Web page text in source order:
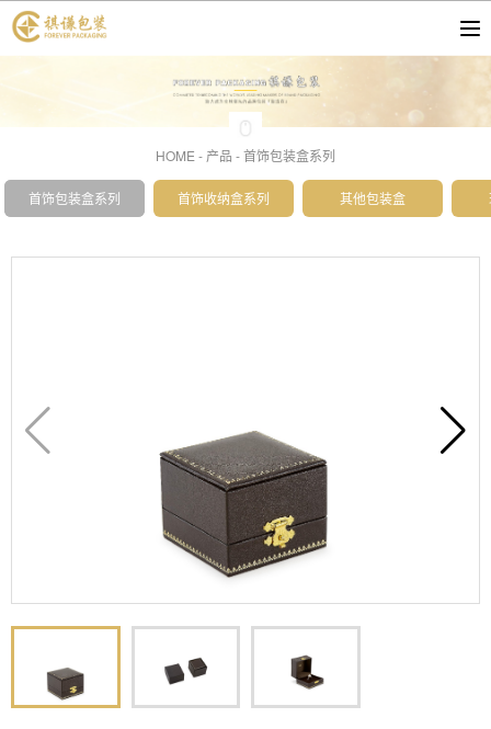
HOME - 产品 -首饰包装盒系列
首饰包装盒系列 首饰收纳盒系列 其他包装盒